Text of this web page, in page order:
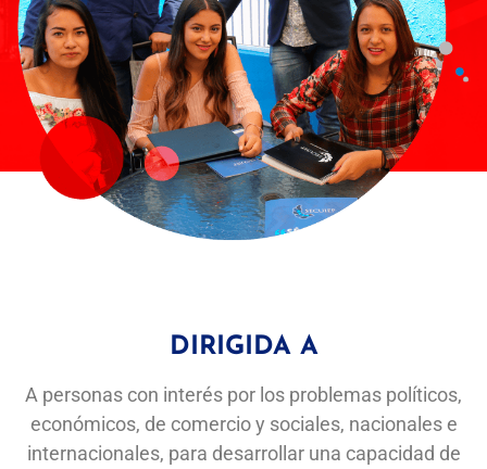
DIRIGIDA A
A personas con interés por los problemas políticos,
económicos, de comercio y sociales, nacionales e
internacionales, para desarrollar una capacidad de